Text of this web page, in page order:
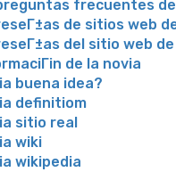
frecuentes
de sitios web
del sitio web
de la novia
buena idea?
definitiom
sitio real
wiki
wikipedia